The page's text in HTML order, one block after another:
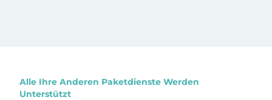
Alle Ihre Anderen Paketdienste Werden
Unterstützt